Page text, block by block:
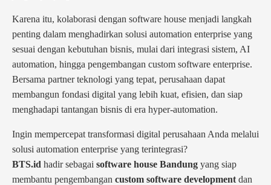
Karena itu, kolaborasi dengan software house menjadi langkah
penting dalam menghadirkan solusi automation enterprise yang
sesuai dengan kebutuhan bisnis, mulai dari integrasi sistem, AI
automation, hingga pengembangan custom software enterprise.
Bersama partner teknologi yang tepat, perusahaan dapat
membangun fondasi digital yang lebih kuat, efisien, dan siap
menghadapi tantangan bisnis di era hyper-automation.
Ingin mempercepat transformasi digital perusahaan Anda melalui
solusi automation enterprise yang terintegrasi?
BTS.id hadir sebagai software house Bandung yang siap
membantu pengembangan custom software development dan